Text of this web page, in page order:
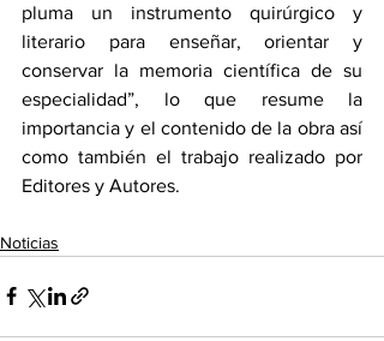
pluma un instrumento quirúrgico y
literario para enseñar, orientar y
conservar la memoria científica de su
especialidad”, lo que resume la
importancia y el contenido de la obra así
como también el trabajo realizado por
Editores y Autores.
Noticias